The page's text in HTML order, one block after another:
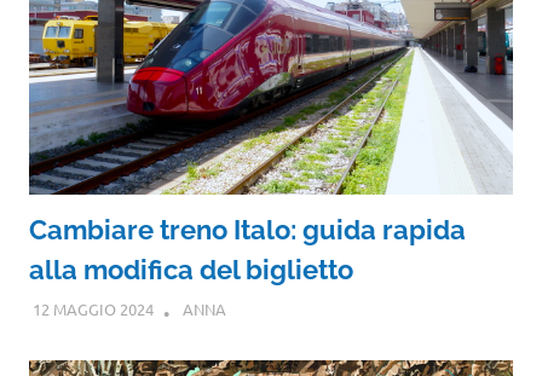
Cambiare treno Italo: guida rapida
alla modifica del biglietto
12 MAGGIO 2024 ANNA